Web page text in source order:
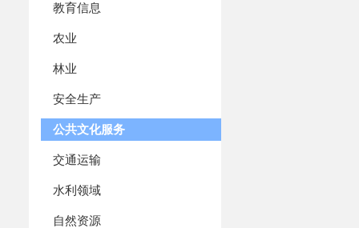
教育信息
农业
林业
安全生产
公共文化服务
交通运输
水利领域
自然资源